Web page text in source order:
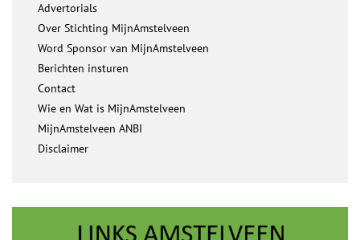
Advertorials
Over Stichting MijnAmstelveen
Word Sponsor van MijnAmstelveen
Berichten insturen
Contact
Wie en Wat is MijnAmstelveen
MijnAmstelveen ANBI
Disclaimer